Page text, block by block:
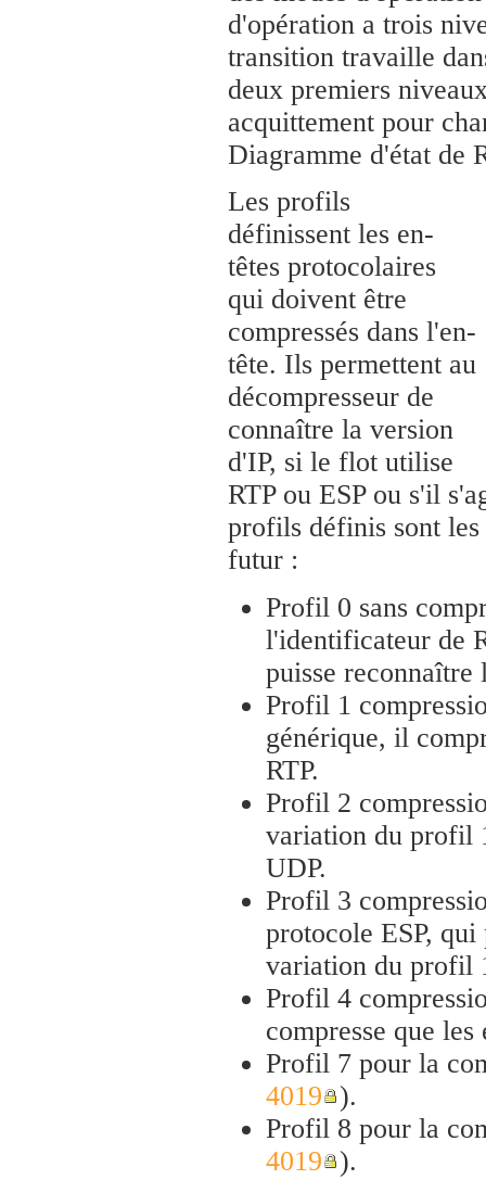
d'opération a trois
transition travaille
deux premiers
acquittement pour
Diagramme d'état de
Les profils
définissent les en-
têtes protocolaires
qui doivent être
compressés dans l'en-
tête. Ils permettent au
décompresseur de
connaître la version
d'IP, si le flot utilise
RTP ou ESP ou s'il
profils définis sont les
futur :
Profil 0 sans
l'identificateur de
puisse reconnaître
Profil 1
générique, il
RTP.
Profil 2
variation du profil
UDP.
Profil 3
protocole ESP,
variation du profil
Profil 4
compresse que
Profil 7 pour la
4019 ).
Profil 8 pour la
4019 ).